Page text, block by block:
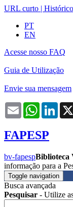
URL curto |
PT
EN
Acesse nosso FAQ
Guia de Utilização
Envie sua mensagem
Email WhatsApp
FAPESP
bv-fapespBiblioteca
informação para a
Toggle navigation
Busca avançada
Pesquisar - Utilize